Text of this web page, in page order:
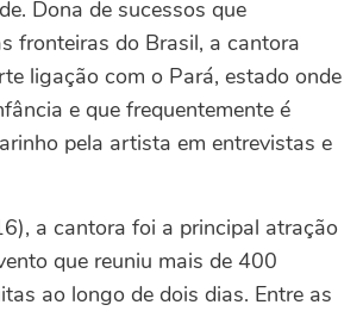
Dona de sucessos que
fronteiras do Brasil, a cantora
ligação com o Pará, estado onde
e que frequentemente é
pela artista em entrevistas e
a cantora foi a principal atração
que reuniu mais de 400
ao longo de dois dias. Entre as